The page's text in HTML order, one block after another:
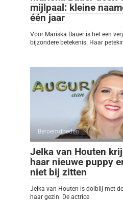
mijlpaal: kleine
één jaar
Voor Mariska Bauer is het een
bijzondere betekenis. Haar
Beroemdheden
Jelka van Houten
haar nieuwe puppy
niet bij zitten
Jelka van Houten is dolblij met
haar gezin. De actrice